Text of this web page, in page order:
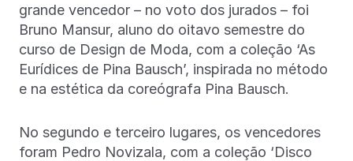
grande vencedor – no voto dos jurados – foi
Bruno Mansur, aluno do oitavo semestre do
curso de Design de Moda, com a coleção ‘As
Eurídices de Pina Bausch’, inspirada no método
e na estética da coreógrafa Pina Bausch.
No segundo e terceiro lugares, os vencedores
foram Pedro Novizala, com a coleção ‘Disco